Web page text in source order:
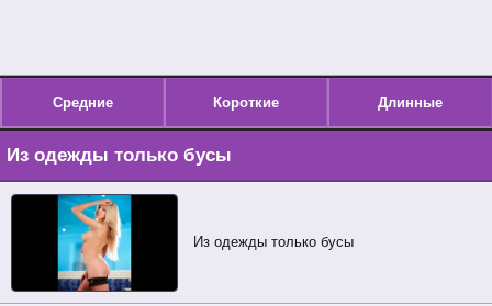
Средние Короткие Длинные
Из одежды только бусы
Из одежды только бусы